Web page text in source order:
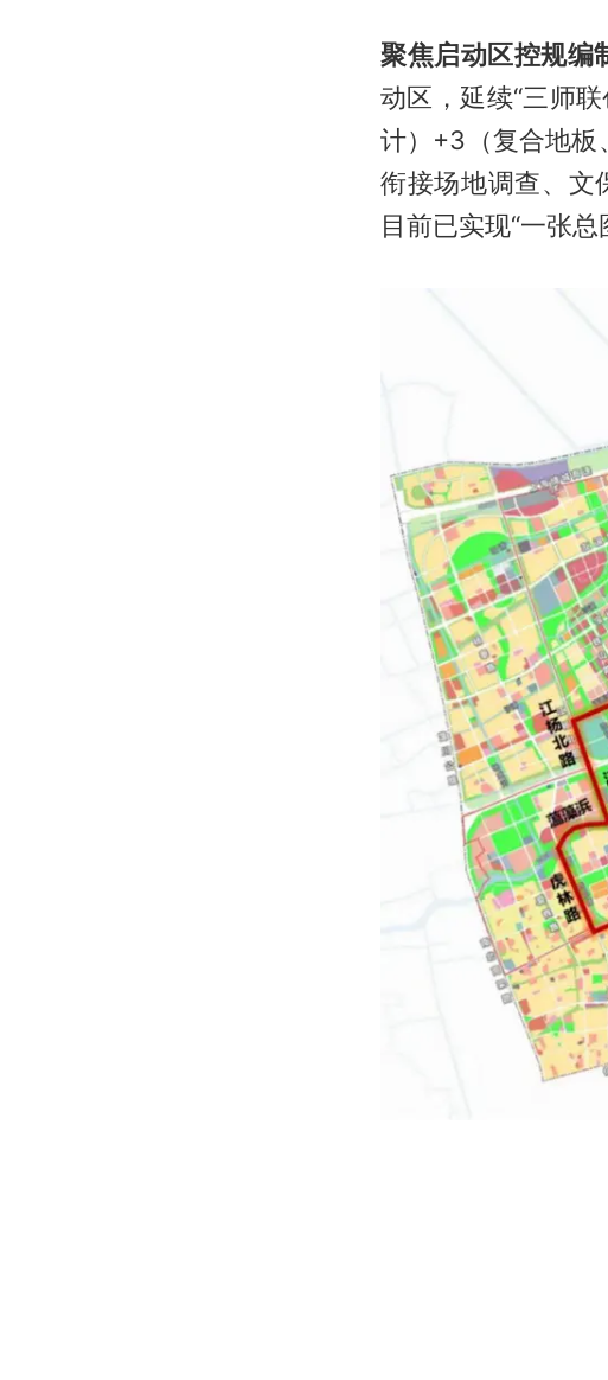
聚焦启动区控规编
动区，延续“三师
计）+3（复合地板
衔接场地调查、文
目前已实现“一张总